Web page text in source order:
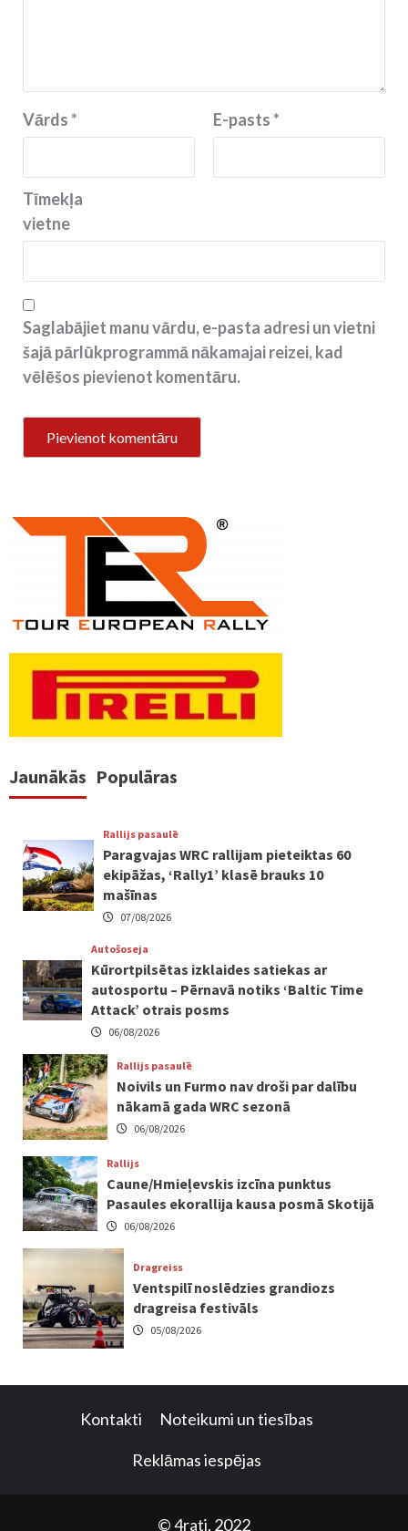
Vārds* E-pasts*
Tīmekļa
vietne
Saglabājiet manu vārdu, e-pasta adresi un vietni
šajā pārlūkprogrammā nākamajai reizei, kad
vēlēšos pievienot komentāru.
Jaunākās Populāras
Rallijs pasaulē
Paragvajas WRC rallijam pieteiktas 60
ekipāžas, ‘Rally1’ klasē brauks 10
mašīnas
07/08/2026
Autošoseja
Kūrortpilsētas izklaides satiekas ar
autosportu – Pērnavā notiks ‘Baltic Time
Attack’ otrais posms
06/08/2026
Rallijs pasaulē
Noivils un Furmo nav droši par dalību
nākamā gada WRC sezonā
06/08/2026
Rallijs
Caune/Hmieļevskis izcīna punktus
Pasaules ekorallija kausa posmā Skotijā
06/08/2026
Dragreiss
Ventspilī noslēdzies grandiozs
dragreisa festivāls
05/08/2026
Kontakti Noteikumi un tiesības
Reklāmas iespējas
© 4rati, 2022